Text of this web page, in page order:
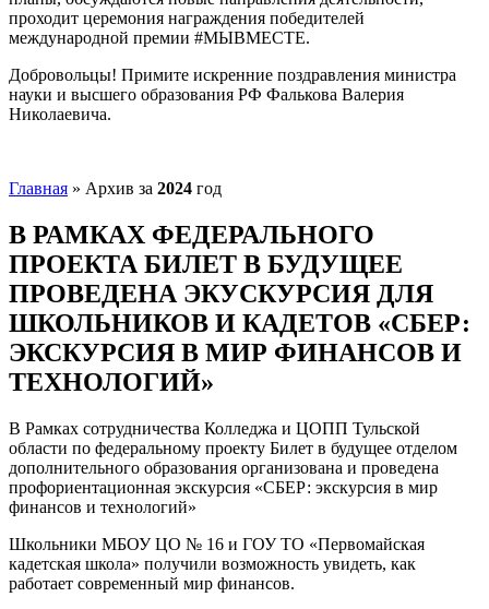
проходит церемония награждения победителей
международной премии #МЫВМЕСТЕ.
Добровольцы! Примите искренние поздравления министра
науки и высшего образования РФ Фалькова Валерия
Николаевича.
Главная » Архив за 2024 год
В РАМКАХ ФЕДЕРАЛЬНОГО
ПРОЕКТА БИЛЕТ В БУДУЩЕЕ
ПРОВЕДЕНА ЭКУСКУРСИЯ ДЛЯ
ШКОЛЬНИКОВ И КАДЕТОВ «СБЕР:
ЭКСКУРСИЯ В МИР ФИНАНСОВ И
ТЕХНОЛОГИЙ»
В Рамках сотрудничества Колледжа и ЦОПП Тульской
области по федеральному проекту Билет в будущее отделом
дополнительного образования организована и проведена
профориентационная экскурсия «СБЕР: экскурсия в мир
финансов и технологий»
Школьники МБОУ ЦО № 16 и ГОУ ТО «Первомайская
кадетская школа» получили возможность увидеть, как
работает современный мир финансов.